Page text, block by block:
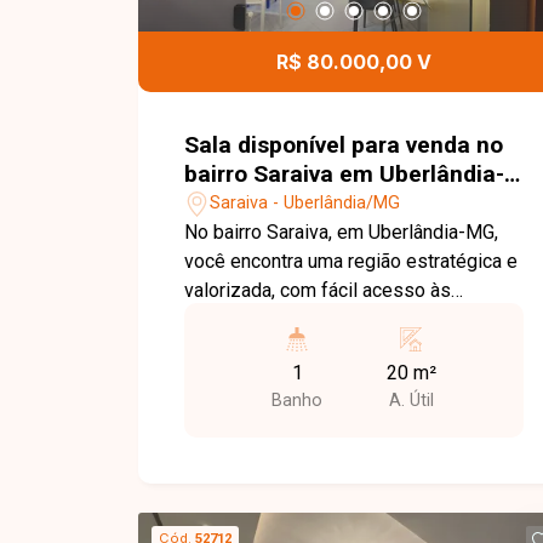
excelente oportunidade para quem
acabamento e excelente potencial de
Agende uma visita e venha conhecer
todos os detalhes desta casa.
R$ 80.000,00 V
Sala disponível para venda no
bairro Saraiva em Uberlândia-
MGSaraiva - Uberlândia/MG
No bairro Saraiva, em Uberlândia-MG,
você encontra uma região estratégica e
valorizada, com fácil acesso às
estar próxima a comércios, bancos,
clínicas, universidades e diversos
serviços, oferecendo praticidade para o
Shop, com aproximadamente 20 m² de
1
Banho
20 m²
A. Útil
Cód. 52712